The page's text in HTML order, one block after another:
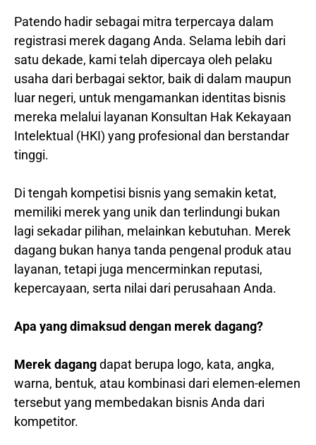
Patendo hadir sebagai mitra terpercaya dalam
registrasi merek dagang Anda. Selama lebih dari
satu dekade, kami telah dipercaya oleh pelaku
usaha dari berbagai sektor, baik di dalam maupun
luar negeri, untuk mengamankan identitas bisnis
mereka melalui layanan Konsultan Hak Kekayaan
Intelektual (HKI) yang profesional dan berstandar
tinggi.
Di tengah kompetisi bisnis yang semakin ketat,
memiliki merek yang unik dan terlindungi bukan
lagi sekadar pilihan, melainkan kebutuhan. Merek
dagang bukan hanya tanda pengenal produk atau
layanan, tetapi juga mencerminkan reputasi,
kepercayaan, serta nilai dari perusahaan Anda.
Apa yang dimaksud dengan merek dagang?
Merek dagangdapat berupa logo, kata, angka,
warna, bentuk, atau kombinasi dari elemen-elemen
tersebut yang membedakan bisnis Anda dari
kompetitor.